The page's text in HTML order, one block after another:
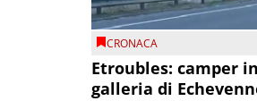
CRONACA
Etroubles: camper
galleria di